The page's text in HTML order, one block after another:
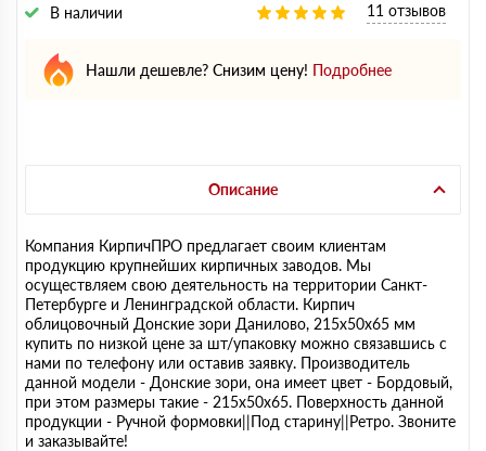
В наличии 11 отзывов
Нашли дешевле? Снизим цену! Подробнее
Описание
Компания КирпичПРО предлагает своим клиентам
продукцию крупнейших кирпичных заводов. Мы
осуществляем свою деятельность на территории Санкт-
Петербурге и Ленинградской области. Кирпич
облицовочный Донские зори Данилово, 215х50х65 мм
купить по низкой цене за шт/упаковку можно связавшись с
нами по телефону или оставив заявку. Производитель
данной модели - Донские зори, она имеет цвет - Бордовый,
при этом размеры такие - 215х50х65. Поверхность данной
продукции - Ручной формовки||Под старину||Ретро. Звоните
и заказывайте!